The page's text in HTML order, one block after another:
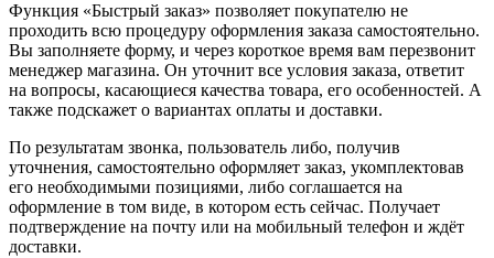
Функция «Быстрый заказ» позволяет покупателю не
проходить всю процедуру оформления заказа самостоятельно.
Вы заполняете форму, и через короткое время вам перезвонит
менеджер магазина. Он уточнит все условия заказа, ответит
на вопросы, касающиеся качества товара, его особенностей. А
также подскажет о вариантах оплаты и доставки.
По результатам звонка, пользователь либо, получив
уточнения, самостоятельно оформляет заказ, укомплектовав
его необходимыми позициями, либо соглашается на
оформление в том виде, в котором есть сейчас. Получает
подтверждение на почту или на мобильный телефон и ждёт
доставки.